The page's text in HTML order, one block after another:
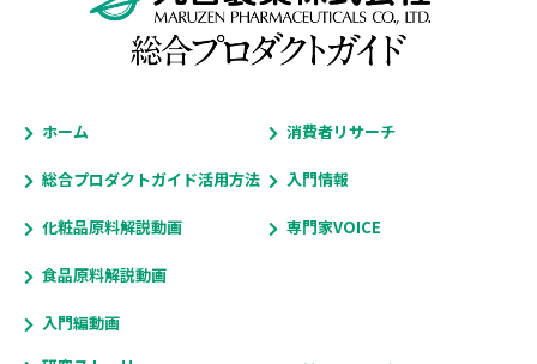
ホーム
総合プロダクトガイド活用方法
化粧品原料解説動画
食品原料解説動画
入門編動画
消費者リサーチ
入門情報
専門家VOICE